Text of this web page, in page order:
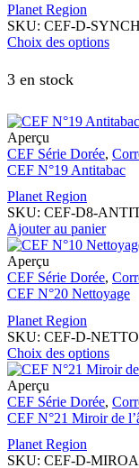
Planet Region
SKU: CEF-D-SYNCH
Choix des options
3 en stock
Aperçu
CEF Série Dorée,
CEF N°19 Antitabac
Planet Region
SKU: CEF-D8-
Ajouter au panier
Aperçu
CEF Série Dorée,
CEF N°20 Nettoyage
Planet Region
SKU: CEF-D-NETTO
Choix des options
Aperçu
CEF Série Dorée,
CEF N°21 Miroir de
Planet Region
SKU: CEF-D-MIROA